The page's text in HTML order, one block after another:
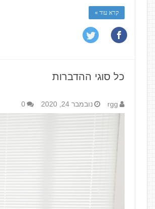
קרא עוד »
כל סוגי ההדברות
rgg נובמבר 24, 2020 0